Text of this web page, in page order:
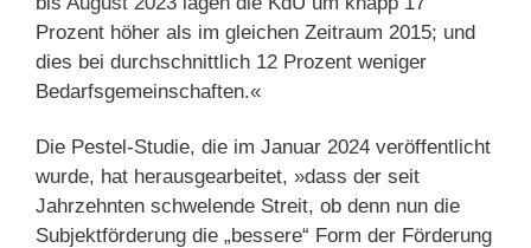
Prozent höher als im gleichen Zeitraum 2015; und
dies bei durchschnittlich 12 Prozent weniger
Bedarfsgemeinschaften.«
Die Pestel-Studie, die im Januar 2024 veröffentlicht
wurde, hat herausgearbeitet, »dass der seit
Jahrzehnten schwelende Streit, ob denn nun die
Subjektförderung die „bessere“ Form der Förderung